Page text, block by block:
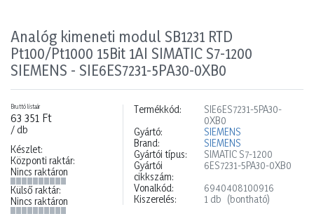
Analóg kimeneti modul SB1231 RTD
Pt100/Pt1000 15Bit 1AI SIMATIC S7-1200
SIEMENS - SIE6ES7231-5PA30-0XB0
Bruttó listaár
63 351 Ft
/ db
Készlet:
Központi raktár:
Nincs raktáron
Külső raktár:
Nincs raktáron
Termékkód:
SIE6ES7231-5PA30-
0XB0
Gyártó:
SIEMENS
Brand:
SIEMENS
Gyártói típus:
SIMATIC S7-1200
Gyártói
cikkszám:
6ES7231-5PA30-0XB0
Vonalkód:
6940408100916
Kiszerelés:
1 db (bontható)